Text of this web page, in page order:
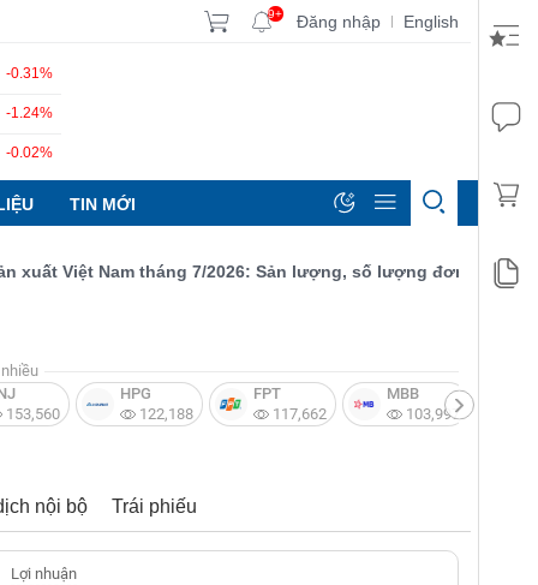
9+ Đăng nhập | English
-0.31%
-1.24%
-0.02%
TIN MỚI
Việt Nam tháng 7/2026: Sản lượng, số lượng đơn đặt hàng mới
153,560
HPG
122,188
FPT
117,662
MBB
103,997
nội bộ Trái phiếu
Lợi nhuận